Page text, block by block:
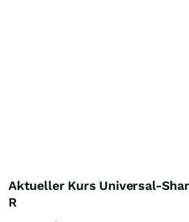
Aktueller Kurs Universal-
R